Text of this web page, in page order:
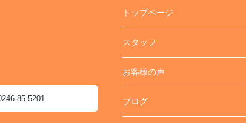
85-5201
トップページ
スタッフ
お客様の声
ブログ